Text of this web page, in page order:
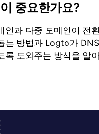
중요한가요?
인과 다중 도메인이 전
는 방법과 Logto가
록 도와주는 방식을 알
앱: 올바른 GitHub 연결